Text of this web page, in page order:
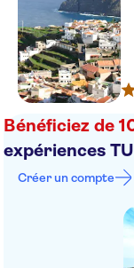
Bénéficiez de
expériences
Créer un compte